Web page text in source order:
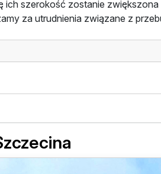
szerokość zostanie
za utrudnienia związane z